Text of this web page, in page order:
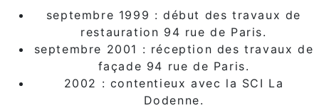
septembre 1999 : début des travaux de
restauration 94 rue de Paris.
septembre 2001 : réception des travaux de
façade 94 rue de Paris.
2002 : contentieux avec la SCI La
Dodenne.